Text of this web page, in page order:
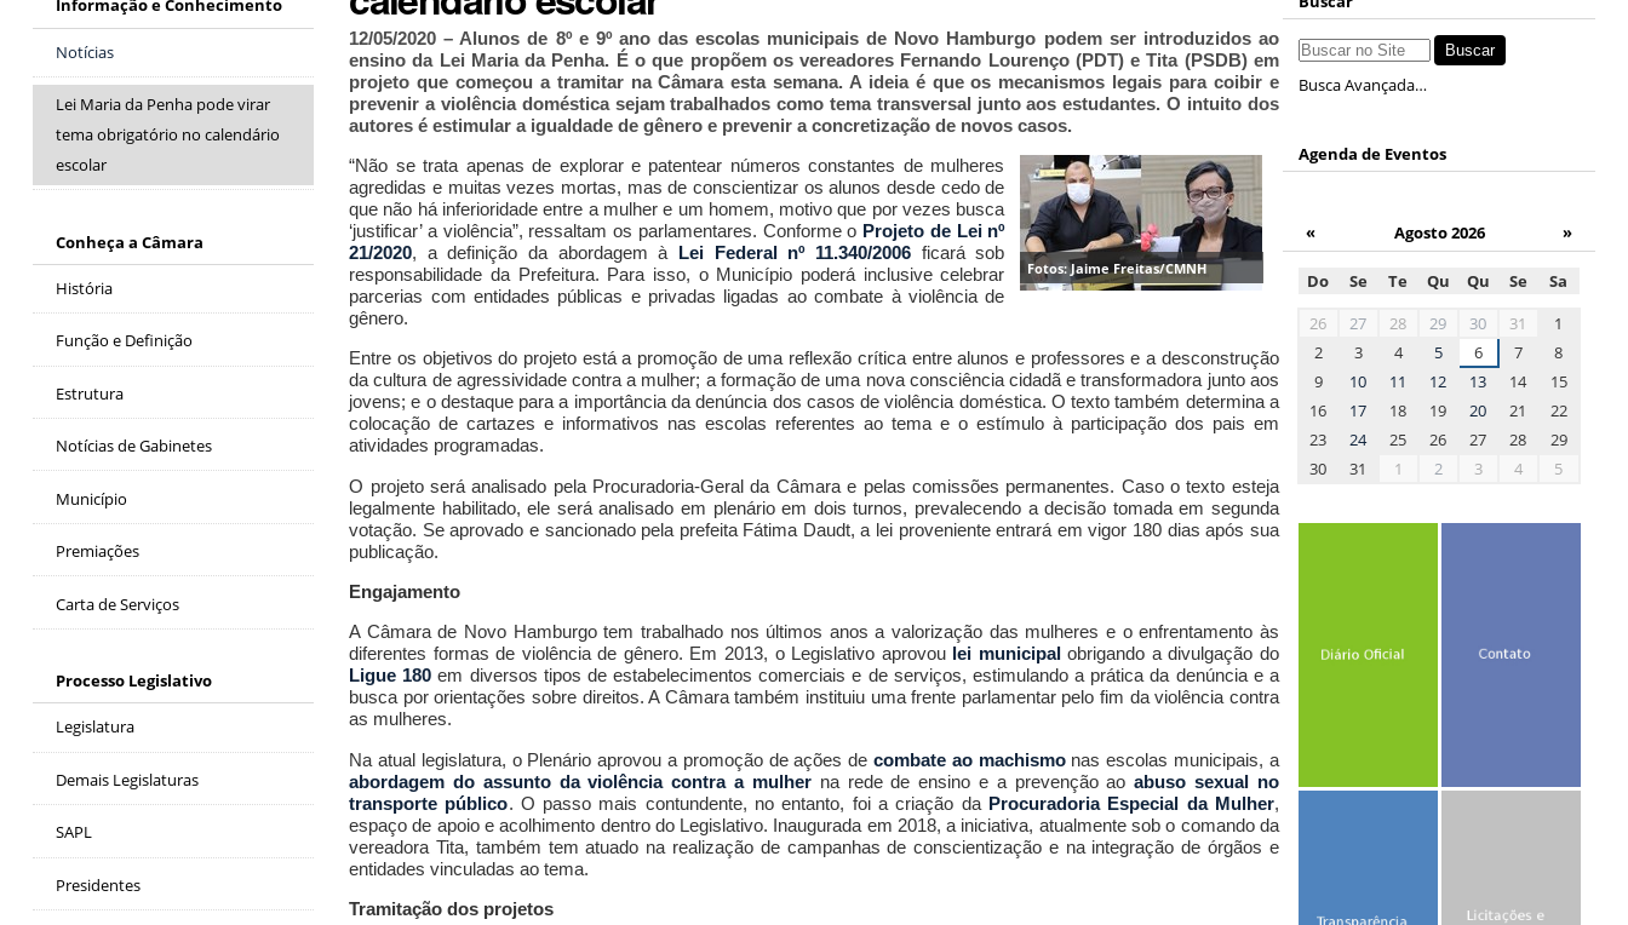
Informação e Conhecimento
Notícias
Lei Maria da Penha pode virar
tema obrigatório no calendário
escolar
Conheça a Câmara
História
Função e Definição
Estrutura
Notícias de Gabinetes
Município
Premiações
Carta de Serviços
Processo Legislativo
Legislatura
Demais Legislaturas
SAPL
Presidentes
12/05/2020 – Alunos de 8º e 9º ano das escolas municipais de Novo Hamburgo podem ser introduzidos ao
ensino da Lei Maria da Penha. É o que propõem os vereadores Fernando Lourenço (PDT) e Tita (PSDB) em
projeto que começou a tramitar na Câmara esta semana. A ideia é que os mecanismos legais para coibir e
prevenir a violência doméstica sejam trabalhados como tema transversal junto aos estudantes. O intuito dos
autores é estimular a igualdade de gênero e prevenir a concretização de novos casos.
Fotos: Jaime Freitas/CMNH
“Não se trata apenas de explorar e patentear números constantes de mulheres
agredidas e muitas vezes mortas, mas de conscientizar os alunos desde cedo de
que não há inferioridade entre a mulher e um homem, motivo que por vezes busca
‘justificar’ a violência”, ressaltam os parlamentares. Conforme o Projeto de Lei nº
21/2020, a definição da abordagem à Lei Federal nº 11.340/2006 ficará sob
responsabilidade da Prefeitura. Para isso, o Município poderá inclusive celebrar
parcerias com entidades públicas e privadas ligadas ao combate à violência de
gênero.
Entre os objetivos do projeto está a promoção de uma reflexão crítica entre alunos e professores e a desconstrução
da cultura de agressividade contra a mulher; a formação de uma nova consciência cidadã e transformadora junto aos
jovens; e o destaque para a importância da denúncia dos casos de violência doméstica. O texto também determina a
colocação de cartazes e informativos nas escolas referentes ao tema e o estímulo à participação dos pais em
atividades programadas.
O projeto será analisado pela Procuradoria-Geral da Câmara e pelas comissões permanentes. Caso o texto esteja
legalmente habilitado, ele será analisado em plenário em dois turnos, prevalecendo a decisão tomada em segunda
votação. Se aprovado e sancionado pela prefeita Fátima Daudt, a lei proveniente entrará em vigor 180 dias após sua
publicação.
Engajamento
A Câmara de Novo Hamburgo tem trabalhado nos últimos anos a valorização das mulheres e o enfrentamento às
diferentes formas de violência de gênero. Em 2013, o Legislativo aprovou lei municipalobrigando a divulgação do
Ligue 180 em diversos tipos de estabelecimentos comerciais e de serviços, estimulando a prática da denúncia e a
busca por orientações sobre direitos. A Câmara também instituiu uma frente parlamentar pelo fim da violência contra
as mulheres.
Na atual legislatura, o Plenário aprovou a promoção de ações decombate ao machismonas escolas municipais, a
abordagem do assunto da violência contra a mulherna rede de ensino e a prevenção aoabuso sexual no
transporte público. O passo mais contundente, no entanto, foi a criação da Procuradoria Especial da Mulher,
espaço de apoio e acolhimento dentro do Legislativo. Inaugurada em 2018, a iniciativa, atualmente sob o comando da
vereadora Tita, também tem atuado na realização de campanhas de conscientização e na integração de órgãos e
entidades vinculadas ao tema.
Tramitação dos projetos
Busca Avançada…
Agenda de Eventos
« Agosto 2026 »
Do Se Te Qu Qu Se
Sa
26
27 28 29 30 31
1
2
3 4 5 6 7
8
9
10 11 12 13 14
15
16
17 18 19 20 21
22
23
24 25 26 27 28
29
30
31 1 2 3 4 5